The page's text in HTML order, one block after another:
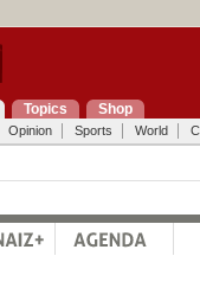
Topics Shop
Opinion Sports World